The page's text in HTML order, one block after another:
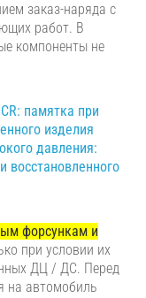
заказ-наряда с
работ. В
компоненты не
памятка при
изделия
давления:
восстановленного
форсункам и
при условии их
ДЦ / ДС. Перед
на автомобиль